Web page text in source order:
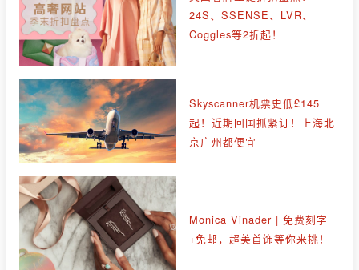
24S、SSENSE、LVR、
Coggles等2折起！
Skyscanner机票史低£145
起！近期回国抓紧订！上海北
京广州都便宜
Monica Vinader | 免费刻字
+免邮，超美首饰等你来挑！